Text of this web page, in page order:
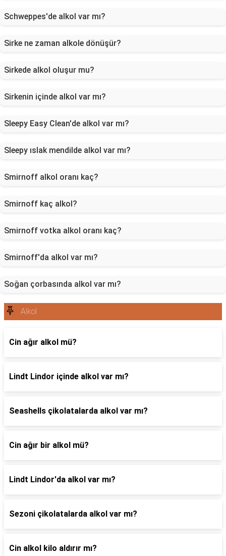
Schweppes'de alkol var mı?
Sirke ne zaman alkole dönüşür?
Sirkede alkol oluşur mu?
Sirkenin içinde alkol var mı?
Sleepy Easy Clean'de alkol var mı?
Sleepy ıslak mendilde alkol var mı?
Smirnoff alkol oranı kaç?
Smirnoff kaç alkol?
Smirnoff votka alkol oranı kaç?
Smirnoff'da alkol var mı?
Soğan çorbasında alkol var mı?
Alkol
Cin ağır alkol mü?
Lindt Lindor içinde alkol var mı?
Seashells çikolatalarda alkol var mı?
Cin ağır bir alkol mü?
Lindt Lindor'da alkol var mı?
Sezoni çikolatalarda alkol var mı?
Cin alkol kilo aldırır mı?